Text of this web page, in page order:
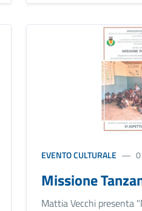
EVENTO CULTURALE
Missione
Mattia Vecchi presenta